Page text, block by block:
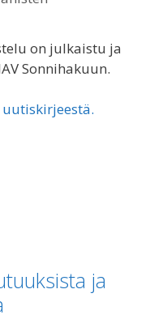
on julkaistu ja
Sonnihakuun.
uutiskirjeestä.
ja